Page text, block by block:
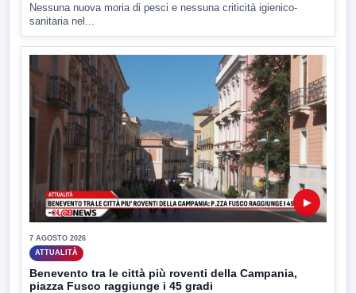
Nessuna nuova moria di pesci e nessuna criticità igienico-
sanitaria nel...
▶
7 AGOSTO 2026
ATTUALITÀ
Benevento tra le città più roventi della Campania,
piazza Fusco raggiunge i 45 gradi